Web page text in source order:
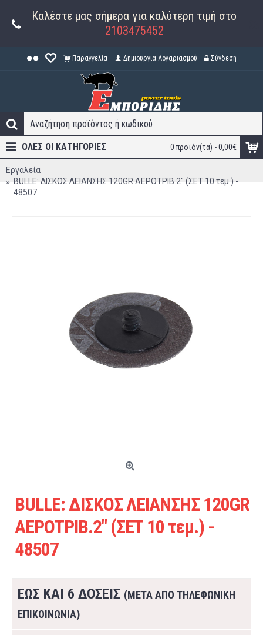
Καλέστε μας σήμερα για καλύτερη τιμή στο
2103475452
Παραγγελία Δημιουργία Λογαριασμού Σύνδεση
0 προϊόν(τα) - 0,00€
ΟΛΕΣ ΟΙ ΚΑΤΗΓΟΡΊΕΣ
Εργαλεία
BULLE: ΔΙΣΚΟΣ ΛΕΙΑΝΣΗΣ 120GR ΑΕΡΟΤΡΙΒ.2" (ΣΕΤ 10 τεμ.) -
48507
BULLE: ΔΙΣΚΟΣ ΛΕΙΑΝΣΗΣ 120GR
ΑΕΡΟΤΡΙΒ.2" (ΣΕΤ 10 τεμ.) -
48507
ΕΩΣ ΚΑΙ 6 ΔΟΣΕΙΣ (ΜΕΤΑ ΑΠΟ ΤΗΛΕΦΩΝΙΚΗ
ΕΠΙΚΟΙΝΩΝΙΑ)